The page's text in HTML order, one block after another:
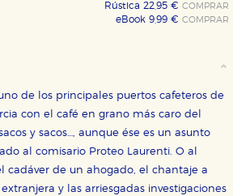
Rústica 22,95 €COMPRAR
eBook 9,99 €COMPRAR
de los principales puertos cafeteros de
con el café en grano más caro del
y sacos…, aunque ése es un asunto
al comisario Proteo Laurenti. O al
cadáver de un ahogado, el chantaje a
y las arriesgadas investigaciones